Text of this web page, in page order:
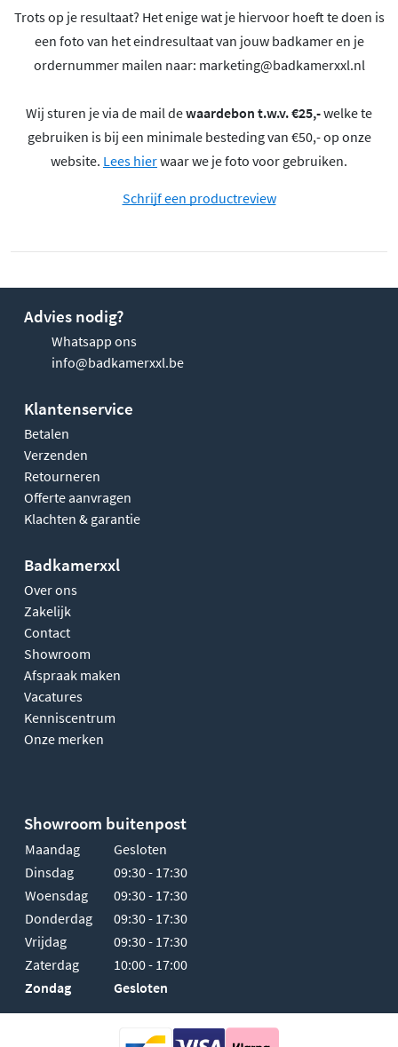
Trots op je resultaat? Het enige wat je hiervoor hoeft te doen is
een foto van het eindresultaat van jouw badkamer en je
ordernummer mailen naar: marketing@badkamerxxl.nl
Wij sturen je via de mail dewaardebon t.w.v. €25,-welke te
gebruiken is bij een minimale besteding van €50,- op onze
website. Lees hierwaar we je foto voor gebruiken.
Schrijf een productreview
Advies nodig?
Whatsapp ons
info@badkamerxxl.be
Klantenservice
Betalen
Verzenden
Retourneren
Offerte aanvragen
Klachten & garantie
Badkamerxxl
Over ons
Zakelijk
Contact
Showroom
Afspraak maken
Vacatures
Kenniscentrum
Onze merken
Showroom buitenpost
Maandag
Gesloten
Dinsdag
09:30 - 17:30
Woensdag
09:30 - 17:30
Donderdag
09:30 - 17:30
Vrijdag
09:30 - 17:30
Zaterdag
10:00 - 17:00
Zondag
Gesloten